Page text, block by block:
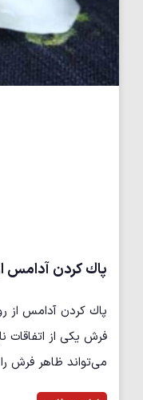
پاك كردن آدامس
پاك كردن آدامس
فرش یکی از اتفاقات
می‌تواند ظاهر فرش